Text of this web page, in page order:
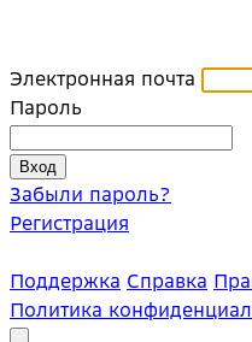
Электронная почта
Пароль
Забыли пароль?
Регистрация
Поддержка Справка
Политика